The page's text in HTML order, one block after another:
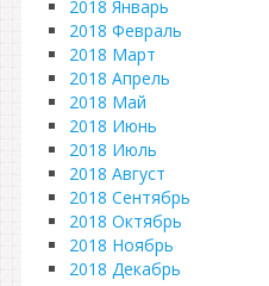
2018 Январь
2018 Февраль
2018 Март
2018 Апрель
2018 Май
2018 Июнь
2018 Июль
2018 Август
2018 Сентябрь
2018 Октябрь
2018 Ноябрь
2018 Декабрь